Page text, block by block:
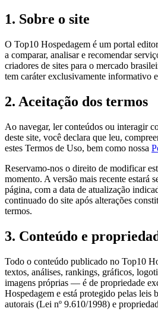
1. Sobre o site
O Top10 Hospedagem é um portal
a comparar, analisar e recomendar
criadores de sites para o mercado
tem caráter exclusivamente informativo
2. Aceitação dos termos
Ao navegar, ler conteúdos ou interagir
deste site, você declara que leu,
estes Termos de Uso, bem como nossa
Reservamo-nos o direito de modificar
momento. A versão mais recente estará
página, com a data de atualização
continuado do site após alterações
termos.
3. Conteúdo e
Todo o conteúdo publicado no Top10
textos, análises, rankings, gráficos,
imagens próprias — é de propriedade
Hospedagem e está protegido pelas leis
autorais (Lei nº 9.610/1998) e